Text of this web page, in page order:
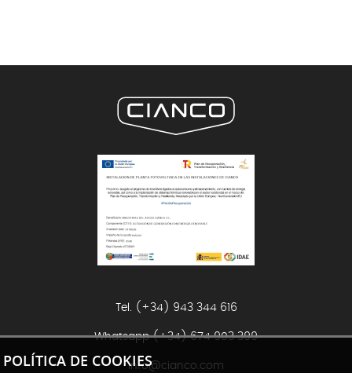
Tel. (+34) 943 344 616
Whatsapp(+34) 674 903 399
info@cianco.com
POLÍTICA DE COOKIES